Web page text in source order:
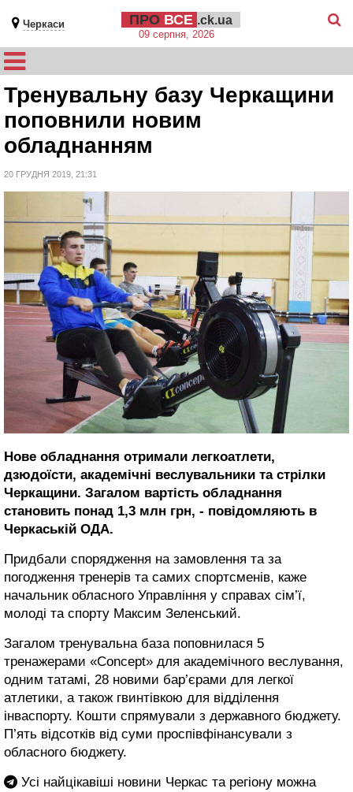
Черкаси ПРО ВСЕ .ck.ua
09 серпня, 2026
Тренувальну базу Черкащини
поповнили новим
обладнанням
20 ГРУДНЯ 2019, 21:31
Нове обладнання отримали легкоатлети,
дзюдоїсти, академічні веслувальники та стрілки
Черкащини. Загалом вартість обладнання
становить понад 1,3 млн грн, - повідомляють в
Черкаській ОДА.
Придбали спорядження на замовлення та за
погодження тренерів та самих спортсменів, каже
начальник обласного Управління у справах сім’ї,
молоді та спорту Максим Зеленський.
Загалом тренувальна база поповнилася 5
тренажерами «Concept» для академічного веслування,
одним татамі, 28 новими бар’єрами для легкої
атлетики, а також гвинтівкою для відділення
інваспорту. Кошти спрямували з державного бюджету.
П’ять відсотків від суми проспівфінансували з
обласного бюджету.
Усі найцікавіші новини Черкас та регіону можна